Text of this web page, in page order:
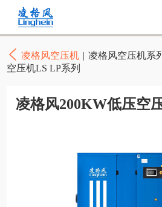
凌格风空压机 | 凌格风空压机系
空压机LS LP系列
凌格风200KW低压空